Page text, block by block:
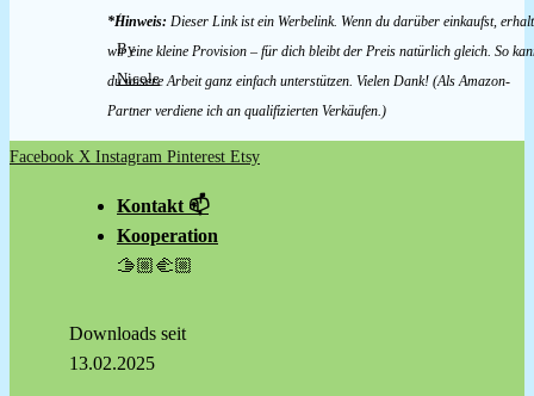
/
By
Nicole
*Hinweis: Dieser Link ist ein Werbelink. Wenn du darüber einkaufst,
wir eine kleine Provision – für dich bleibt der Preis natürlich gleich. So
du unsere Arbeit ganz einfach unterstützen. Vielen Dank! (Als Amazon-
Partner verdiene ich an qualifizierten Verkäufen.)
Facebook X Instagram Pinterest Etsy
Kontakt 📫
Kooperation
🫱🏼‍🫲🏼
Downloads seit
13.02.2025